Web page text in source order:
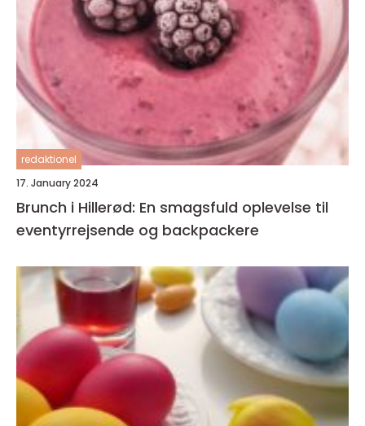
redaktionel
17. January 2024
Brunch i Hillerød: En smagsfuld oplevelse til
eventyrrejsende og backpackere